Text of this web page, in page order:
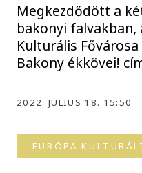
Megkezdődött a
bakonyi falvakban,
Kulturális
Bakony ékkövei!
2022. JÚLIUS 18. 15:50
EURÓPA